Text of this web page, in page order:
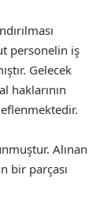
personelin iş
Gelecek
haklarının
Alınan
bir parçası